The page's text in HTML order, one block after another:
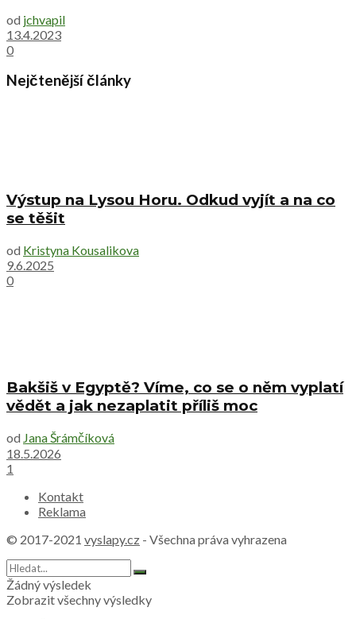
od jchvapil
13.4.2023
0
Nejčtenější články
Výstup na Lysou Horu. Odkud vyjít a na co
se těšit
od Kristyna Kousalikova
9.6.2025
0
Bakšiš v Egyptě? Víme, co se o něm vyplatí
vědět a jak nezaplatit příliš moc
od Jana Šrámčíková
18.5.2026
1
Kontakt
Reklama
© 2017-2021 vyslapy.cz - Všechna práva vyhrazena
Žádný výsledek
Zobrazit všechny výsledky